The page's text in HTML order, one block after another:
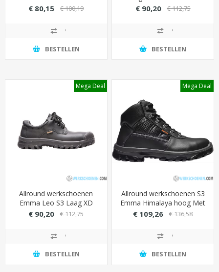
Renzo Mid (extra sterke
€ 80,15 € 100,19
BESTELLEN
Emma Leo laag model met
technologie (ESD)
€ 90,20 € 112,75
BESTELLEN
Mega Deal
Allround werkschoenen
Emma Leo S3 Laag XD
met stalen veiligheid (extra
€ 90,20 € 112,75
BESTELLEN
Mega Deal
Allround werkschoenen S3
Emma Himalaya hoog Met
uitstekende grip (volledig
€ 109,26 € 136,58
BESTELLEN